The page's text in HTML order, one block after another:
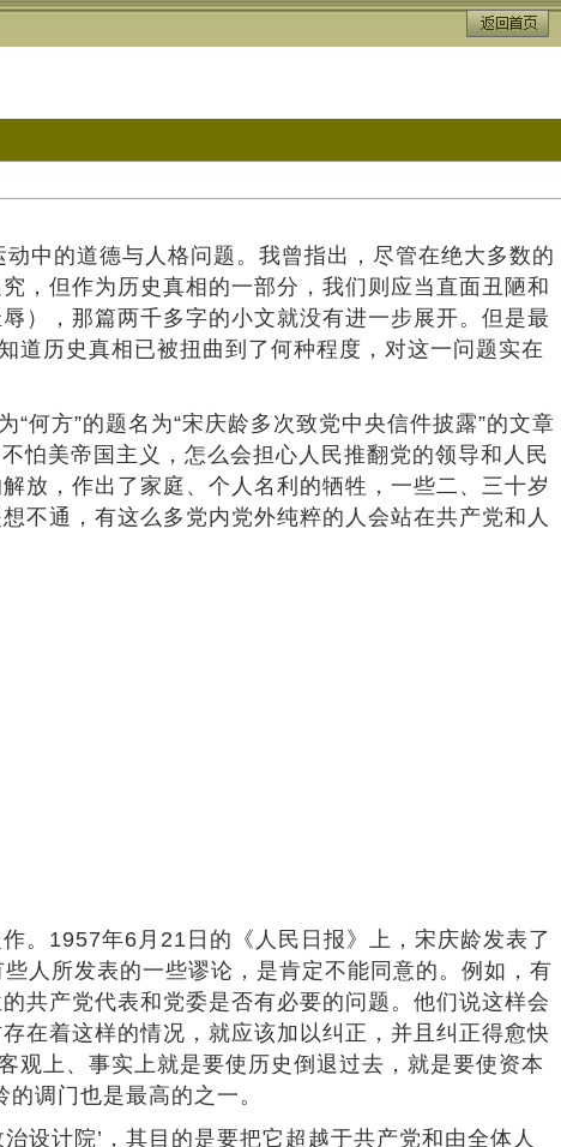
中的道德与人格问题。我曾指出，尽管在绝大多数的
，但作为历史真相的一部分，我们则应当直面丑陋和
），那篇两千多字的小文就没有进一步展开。但是最
道历史真相已被扭曲到了何种程度，对这一问题实在
何方”的题名为“宋庆龄多次致党中央信件披露”的文章
怕美帝国主义，怎么会担心人民推翻党的领导和人民
放，作出了家庭、个人名利的牺牲，一些二、三十岁
不通，有这么多党内党外纯粹的人会站在共产党和人
。1957年6月21日的《人民日报》上，宋庆龄发表了
人所发表的一些谬论，是肯定不能同意的。例如，有
共产党代表和党委是否有必要的问题。他们说这样会
在着这样的情况，就应该加以纠正，并且纠正得愈快
观上、事实上就是要使历史倒退过去，就是要使资本
调门也是最高的之一。
设计院’，其目的是要把它超越于共产党和由全体人